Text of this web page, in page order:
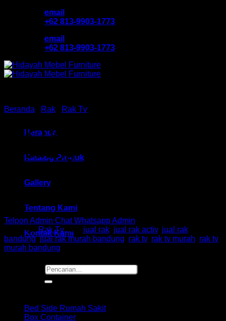
email
+62 813-9903-1773
email
+62 813-9903-1773
Beranda
Katalog Produk
Gallery
Tentang Kami
Kontak Kami
Pencarian
untuk:
Beranda Rak Rak Tv
Rak TV Activ HM NEO 140
Bandung
822,000
Telpon Admin Chat Whatsapp Admin
Kategori:Rak Tv Tag: jual rak jual rak activ, jual rak
bandung,jual rak murah bandung rak tv, rak tv murah rak tv
murah bandung
Bed Side Rumah Sakit
Box Container